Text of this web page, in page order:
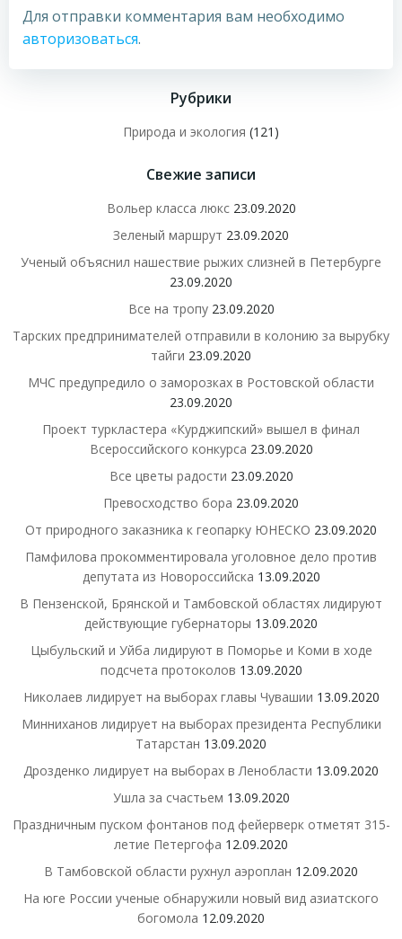
Для отправки комментария вам необходимо
авторизоваться.
Рубрики
Природа и экология (121)
Свежие записи
Вольер класса люкс 23.09.2020
Зеленый маршрут 23.09.2020
Ученый объяснил нашествие рыжих слизней в Петербурге
23.09.2020
Все на тропу 23.09.2020
Тарских предпринимателей отправили в колонию за вырубку
тайги 23.09.2020
МЧС предупредило о заморозках в Ростовской области
23.09.2020
Проект туркластера «Курджипский» вышел в финал
Всероссийского конкурса 23.09.2020
Все цветы радости 23.09.2020
Превосходство бора 23.09.2020
От природного заказника к геопарку ЮНЕСКО 23.09.2020
Памфилова прокомментировала уголовное дело против
депутата из Новороссийска 13.09.2020
В Пензенской, Брянской и Тамбовской областях лидируют
действующие губернаторы 13.09.2020
Цыбульский и Уйба лидируют в Поморье и Коми в ходе
подсчета протоколов 13.09.2020
Николаев лидирует на выборах главы Чувашии 13.09.2020
Минниханов лидирует на выборах президента Республики
Татарстан 13.09.2020
Дрозденко лидирует на выборах в Ленобласти 13.09.2020
Ушла за счастьем 13.09.2020
Праздничным пуском фонтанов под фейерверк отметят 315-
летие Петергофа 12.09.2020
В Тамбовской области рухнул аэроплан 12.09.2020
На юге России ученые обнаружили новый вид азиатского
богомола 12.09.2020